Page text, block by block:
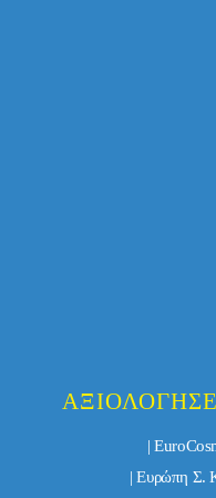
|
| Ευρώπη Σ.